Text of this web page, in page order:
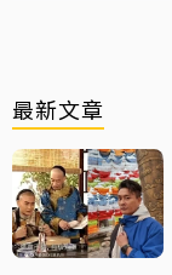
最新文章